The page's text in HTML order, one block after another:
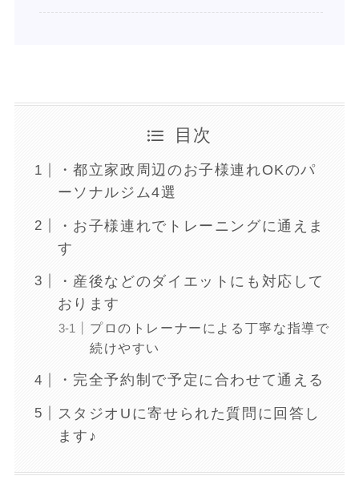
目次
・都立家政周辺のお子様連れOKのパ
ーソナルジム4選
・お子様連れでトレーニングに通えま
す
・産後などのダイエットにも対応して
おります
プロのトレーナーによる丁寧な指導で
続けやすい
・完全予約制で予定に合わせて通える
スタジオUに寄せられた質問に回答し
ます♪